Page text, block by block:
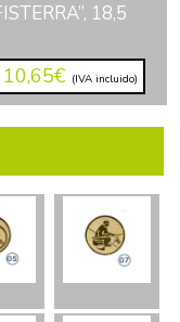
18,5
10,65€ (IVA incluido)